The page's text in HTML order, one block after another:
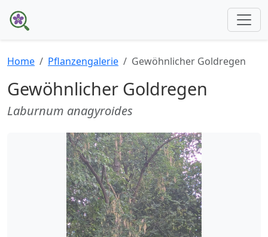
Home Pflanzengalerie Gewöhnlicher Goldregen
Gewöhnlicher Goldregen
Laburnum anagyroides